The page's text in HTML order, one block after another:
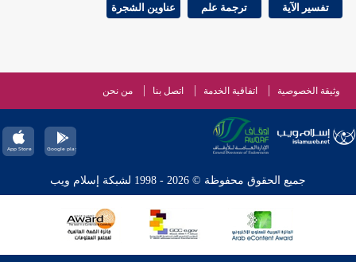
تفسير الآية ترجمة علم عناوين الشجرة
وثيقة الخصوصية اتفاقية الخدمة اتصل بنا من نحن
جميع الحقوق محفوظة © 2026 - 1998 لشبكة إسلام ويب